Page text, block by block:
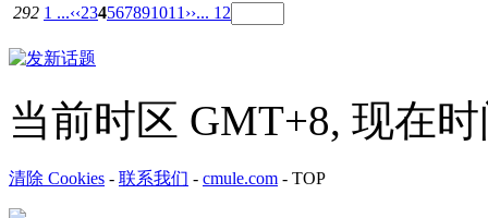
292 1 ...‹‹234567891011 ››... 12
当前时区 GMT+8, 现在
清除 Cookies - 联系我们 - cmule.com - TOP